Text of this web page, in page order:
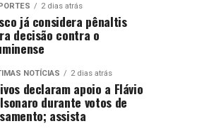
2 dias atrás
já considera pênaltis
decisão contra o
NOTÍCIAS 2 dias atrás
declaram apoio a Flávio
durante votos de
assista